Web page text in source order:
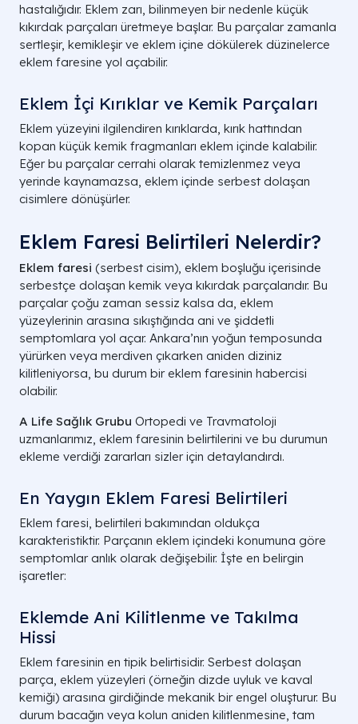
hastalığıdır. Eklem zarı, bilinmeyen bir nedenle küçük
kıkırdak parçaları üretmeye başlar. Bu parçalar zamanla
sertleşir, kemikleşir ve eklem içine dökülerek düzinelerce
eklem faresine yol açabilir.
Eklem İçi Kırıklar ve Kemik Parçaları
Eklem yüzeyini ilgilendiren kırıklarda, kırık hattından
kopan küçük kemik fragmanları eklem içinde kalabilir.
Eğer bu parçalar cerrahi olarak temizlenmez veya
yerinde kaynamazsa, eklem içinde serbest dolaşan
cisimlere dönüşürler.
Eklem Faresi Belirtileri Nelerdir?
Eklem faresi (serbest cisim), eklem boşluğu içerisinde
serbestçe dolaşan kemik veya kıkırdak parçalarıdır. Bu
parçalar çoğu zaman sessiz kalsa da, eklem
yüzeylerinin arasına sıkıştığında ani ve şiddetli
semptomlara yol açar. Ankara’nın yoğun temposunda
yürürken veya merdiven çıkarken aniden diziniz
kilitleniyorsa, bu durum bir eklem faresinin habercisi
olabilir.
A Life Sağlık Grubu Ortopedi ve Travmatoloji
uzmanlarımız, eklem faresinin belirtilerini ve bu durumun
ekleme verdiği zararları sizler için detaylandırdı.
En Yaygın Eklem Faresi Belirtileri
Eklem faresi, belirtileri bakımından oldukça
karakteristiktir. Parçanın eklem içindeki konumuna göre
semptomlar anlık olarak değişebilir. İşte en belirgin
işaretler:
Eklemde Ani Kilitlenme ve Takılma
Hissi
Eklem faresinin en tipik belirtisidir. Serbest dolaşan
parça, eklem yüzeyleri (örneğin dizde uyluk ve kaval
kemiği) arasına girdiğinde mekanik bir engel oluşturur. Bu
durum bacağın veya kolun aniden kilitlenmesine, tam